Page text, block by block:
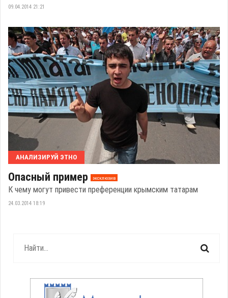
09.04.2014 21:21
АНАЛИЗИРУЙ ЭТНО
Опасный пример эксклюзив
К чему могут привести преференции крымским татарам
24.03.2014 18:19